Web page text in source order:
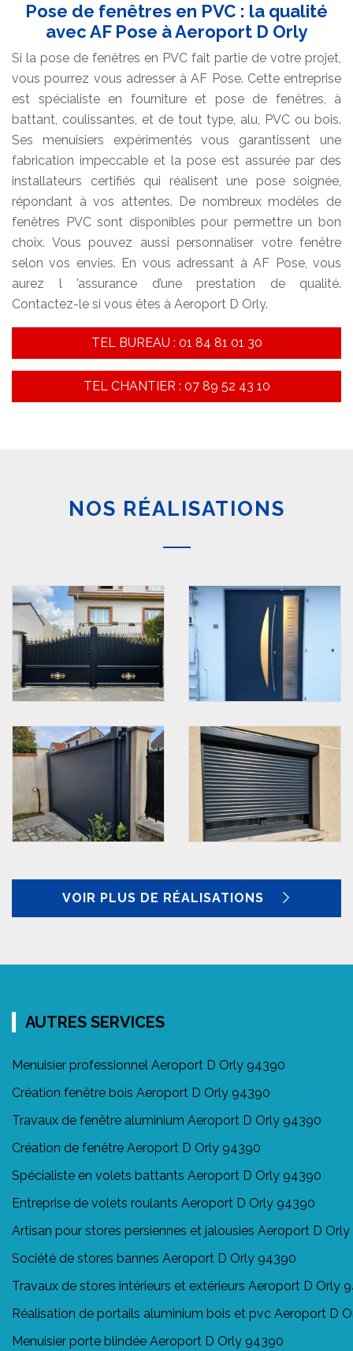
Pose de fenêtres en PVC : la qualité
avec AF Pose à Aeroport D Orly
Si la pose de fenêtres en PVC fait partie de votre projet,
vous pourrez vous adresser à AF Pose. Cette entreprise
est spécialiste en fourniture et pose de fenêtres, à
battant, coulissantes, et de tout type, alu, PVC ou bois.
Ses menuisiers expérimentés vous garantissent une
fabrication impeccable et la pose est assurée par des
installateurs certifiés qui réalisent une pose soignée,
répondant à vos attentes. De nombreux modèles de
fenêtres PVC sont disponibles pour permettre un bon
choix. Vous pouvez aussi personnaliser votre fenêtre
selon vos envies. En vous adressant à AF Pose, vous
aurez l ’assurance d’une prestation de qualité.
Contactez-le si vous êtes à Aeroport D Orly.
TEL BUREAU : 01 84 81 01 30
TEL CHANTIER : 07 89 52 43 10
NOS RÉALISATIONS
VOIR PLUS DE RÉALISATIONS
AUTRES SERVICES
Menuisier professionnel Aeroport D Orly 94390
Création fenêtre bois Aeroport D Orly 94390
Travaux de fenêtre aluminium Aeroport D Orly 94390
Création de fenêtre Aeroport D Orly 94390
Spécialiste en volets battants Aeroport D Orly 94390
Entreprise de volets roulants Aeroport D Orly 94390
Artisan pour stores persiennes et jalousies Aeroport D
Société de stores bannes Aeroport D Orly 94390
Travaux de stores intérieurs et extérieurs Aeroport D Orly
Réalisation de portails aluminium bois et pvc Aeroport D
Menuisier porte blindée Aeroport D Orly 94390